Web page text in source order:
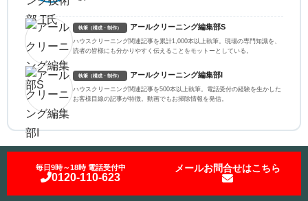
執筆（構成・制作） アールクリーニング編集部S
ハウスクリーニング関連記事を累計1,000本以上執筆。現場の専門知識を、
読者の皆様にも分かりやすく伝えることをモットーとしている。
執筆（構成・制作） アールクリーニング編集部I
ハウスクリーニング関連記事を500本以上執筆。電話受付の経験を生かした
お客様目線の記事が特徴。動画でもお掃除情報を発信。
関連記事
毎日9時～18時 電話受付中
0120-110-623
メールお問合せはこちら